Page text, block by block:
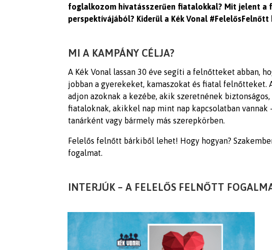
foglalkozom hivatásszerűen fiatalokkal? Mit jelent a
perspektívájából? Kiderül a Kék Vonal #FelelősFelnőtt
MI A KAMPÁNY CÉLJA?
A Kék Vonal lassan 30 éve segíti a felnőtteket abban,
jobban a gyerekeket, kamaszokat és fiatal felnőtteket.
adjon azoknak a kezébe, akik szeretnének
fiataloknak, akikkel nap mint nap kapcsolatban
tanárként vagy bármely más szerepkörben.
Felelős felnőtt bárkiből lehet! Hogy hogyan?
fogalmat.
INTERJÚK – A FELELŐS FELNŐTT